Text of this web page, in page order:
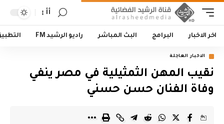
أأ
اخر الاخبار البرامج البث المباشر راديو الرشيد FM
الاخبار العاجلة
نقيب المهن الثمثيلية في مصر ينفي
وفاة الفنان حسن حسني